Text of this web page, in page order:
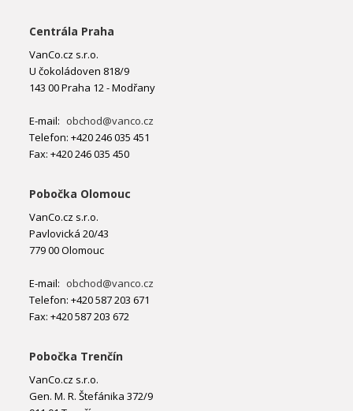
Centrála Praha
VanCo.cz s.r.o.
U čokoládoven 818/9
143 00 Praha 12 - Modřany
E-mail: obchod@vanco.cz
Telefon: +420 246 035 451
Fax: +420 246 035 450
Pobočka Olomouc
VanCo.cz s.r.o.
Pavlovická 20/43
779 00 Olomouc
E-mail: obchod@vanco.cz
Telefon: +420 587 203 671
Fax: +420 587 203 672
Pobočka Trenčín
VanCo.cz s.r.o.
Gen. M. R. Štefánika 372/9